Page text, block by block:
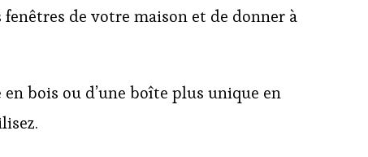
de votre maison et de donner à
bois ou d’une boîte plus unique en